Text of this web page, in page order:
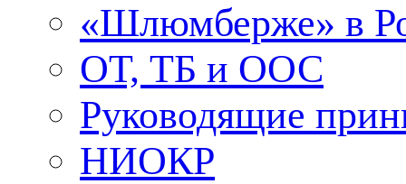
«Шлюмберже» в
ОТ, ТБ и ООС
Руководящие
НИОКР